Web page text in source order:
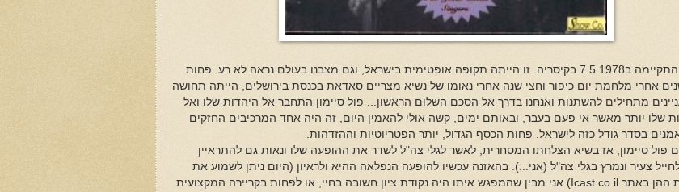
ההופעה התקיימה ב7.5.1978 בקיסריה. זו הייתה תקופה אופטימית בישראל, וגם מצבנו בעולם נראה לא רע. פחות
אחרי מלחמת יום כיפור וחצי שנה אחרי נאומו של נשיא מצריים סאדאת בכנסת בירושלים, הייתה תחושה
מתחילים להשתנות ואנחנו בדרך אל הסכם השלום הראשון... פול סיימון התחבר אל היהדות שלו ואל
שלו יותר מאשר אי פעם בעבר, ובאותם ימים, קשה אולי להאמין היום, זה היה אחד המרכיבים החזקים
בסדר גודל כזה לישראל. פחות הכסף הגדול, יותר הפטריוטיות וההזדהות.
פול סיימון, אז בשיא הצלחתו המסחרית, לאשר לגלי צה"ל לשדר את ההופעה שלו ונאות גם להתראיין
צעיר ונמרץ בגלי צה"ל (אני...). בהאזנה עכשיו להופעה הנפלאה ההיא ולראיון (היום ניתן לשמוע את
ההן באתר Icast.co.il ) אני מבין שהמפגש איתו היה נקודת ציון חשובה בחיי, או לפחות בקריירה המקצועית